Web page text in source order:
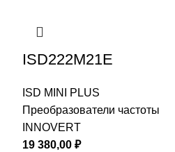
ISD222M21E
ISD MINI PLUS
Преобразователи частоты
INNOVERT
19 380,00 ₽